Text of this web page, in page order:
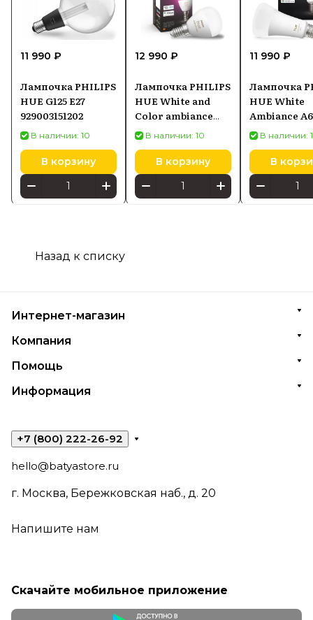
11 990 ₽
Лампочка PHILIPS
HUE G125 E27
929003151202
В наличии: 10
В корзину
12 990 ₽
Лампочка PHILIPS
HUE White and
Color ambiance
929003573601
В наличии: 10
В корзину
11 990 ₽
Лампочка
HUE White
Ambiance
1600В наличии:
В
Назад к списку
Интернет-магазин
Компания
Помощь
Информация
+7 (800) 222-26-92
hello@batyastore.ru
г. Москва, Бережковская наб., д. 20
Напишите нам
Скачайте мобильное приложение